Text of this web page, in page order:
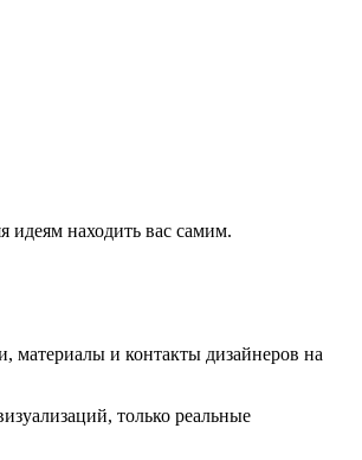
находить вас самим.
материалы и контакты дизайнеров на
только реальные